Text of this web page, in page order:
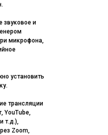
звуковое и
микрофона,
установить
трансляции
YouTube,
т.д.),
Zoom,